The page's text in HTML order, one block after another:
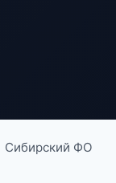
Сибирский ФО